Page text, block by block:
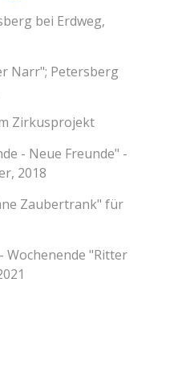
bei Erdweg,
Narr"; Petersberg
Zirkusprojekt
- Neue Freunde" -
2018
Zaubertrank" für
Wochenende "Ritter